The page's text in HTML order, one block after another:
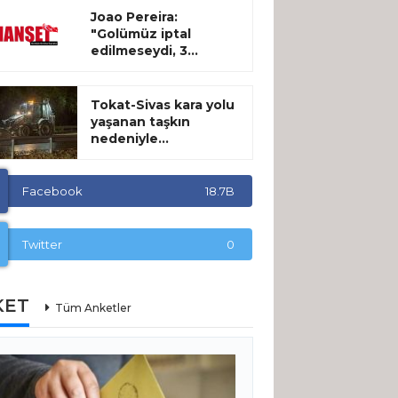
Joao Pereira:
"Golümüz iptal
edilmeseydi, 3...
Tokat-Sivas kara yolu
yaşanan taşkın
nedeniyle...
Facebook 18.7B
Twitter 0
Tüm Anketler